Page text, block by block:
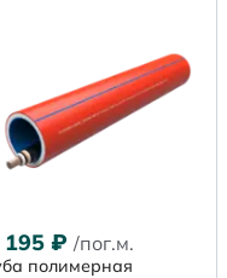
₽ /пог.м.
полимерная